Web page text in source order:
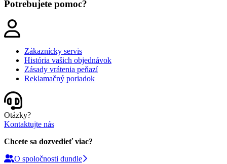
Potrebujete pomoc?
Zákaznícky servis
História vašich objednávok
Zásady vrátenia peňazí
Reklamačný poriadok
Otázky?
Kontaktujte nás
Chcete sa dozvedieť viac?
O spoločnosti dundle